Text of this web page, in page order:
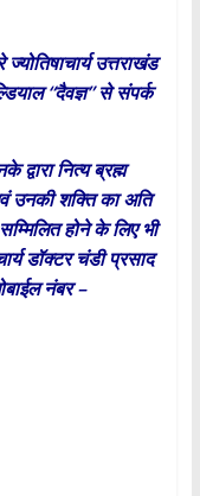
उत्तराखंड
“दैवज्ञ” से संपर्क
नित्य ब्रह्म
उनकी शक्ति का अति
होने के लिए भी
डॉक्टर चंडी प्रसाद
नंबर –